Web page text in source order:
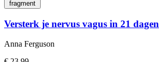
fragment
Versterk je nervus vagus in 21 dagen
Anna Ferguson